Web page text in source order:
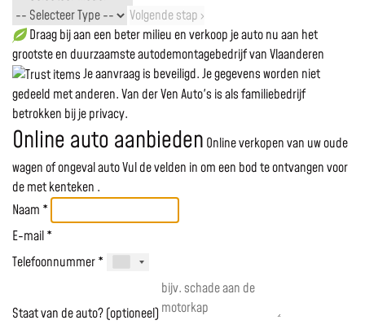
Volgende stap ›
Draag bij aan een beter milieu en verkoop je auto nu aan het
grootste en duurzaamste autodemontagebedrijf van Vlaanderen
Je aanvraag is beveiligd. Je gegevens worden niet
gedeeld met anderen. Van der Ven Auto's is als familiebedrijf
betrokken bij je privacy.
Online auto aanbieden Online verkopen van uw oude
wagen of ongeval autoVul de velden in om een bod te ontvangen voor
demet kenteken .
Naam *
E-mail *
Telefoonnummer *
Staat van de auto? (optioneel)